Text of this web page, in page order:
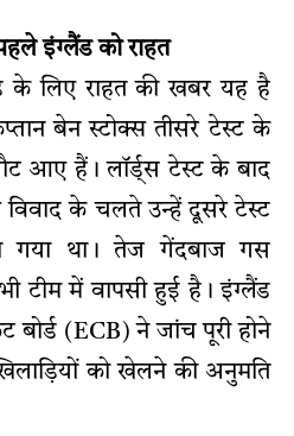
इंग्लैंड को राहत
के लिए राहत की खबर यह है
बेन स्टोक्स तीसरे टेस्ट के
आए हैं। लॉर्ड्स टेस्ट के बाद
विवाद के चलते उन्हें दूसरे टेस्ट
गया था। तेज गेंदबाज गस
टीम में वापसी हुई है। इंग्लैंड
बोर्ड (ECB) ने जांच पूरी होने
को खेलने की अनुमति